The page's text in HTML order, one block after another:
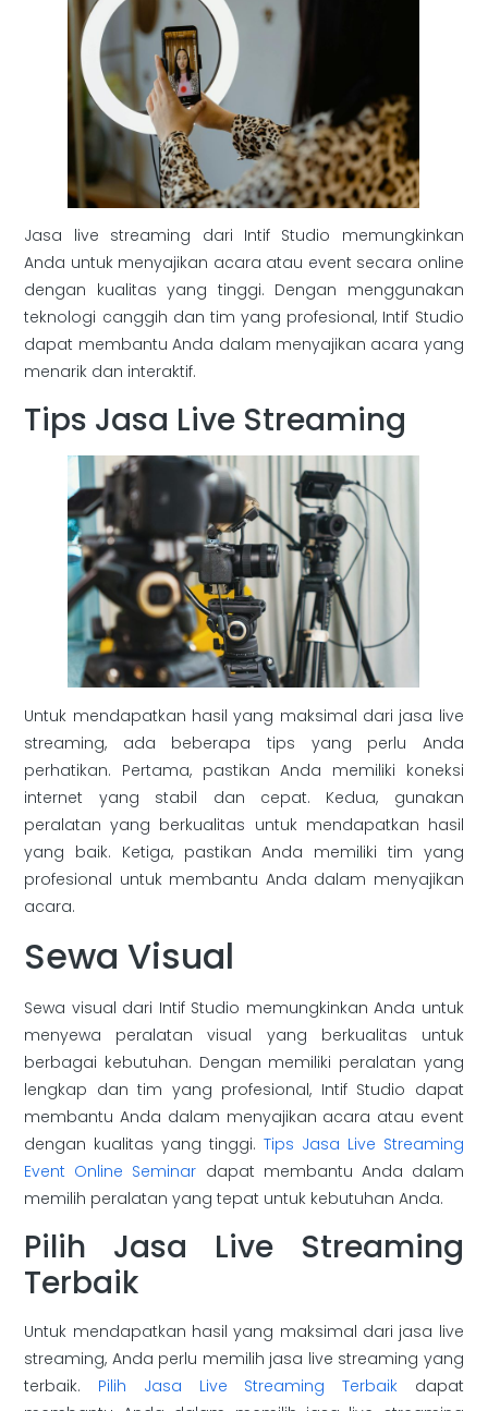
Jasa live streaming dari Intif Studio memungkinkan
Anda untuk menyajikan acara atau event secara online
dengan kualitas yang tinggi. Dengan menggunakan
teknologi canggih dan tim yang profesional, Intif Studio
dapat membantu Anda dalam menyajikan acara yang
menarik dan interaktif.
Tips Jasa Live Streaming
Untuk mendapatkan hasil yang maksimal dari jasa live
streaming, ada beberapa tips yang perlu Anda
perhatikan. Pertama, pastikan Anda memiliki koneksi
internet yang stabil dan cepat. Kedua, gunakan
peralatan yang berkualitas untuk mendapatkan hasil
yang baik. Ketiga, pastikan Anda memiliki tim yang
profesional untuk membantu Anda dalam menyajikan
acara.
Sewa Visual
Sewa visual dari Intif Studio memungkinkan Anda untuk
menyewa peralatan visual yang berkualitas untuk
berbagai kebutuhan. Dengan memiliki peralatan yang
lengkap dan tim yang profesional, Intif Studio dapat
membantu Anda dalam menyajikan acara atau event
dengan kualitas yang tinggi. Tips Jasa Live Streaming
Event Online Seminar dapat membantu Anda dalam
memilih peralatan yang tepat untuk kebutuhan Anda.
Pilih Jasa Live Streaming
Terbaik
Untuk mendapatkan hasil yang maksimal dari jasa live
streaming, Anda perlu memilih jasa live streaming yang
terbaik. Pilih Jasa Live Streaming Terbaikdapat